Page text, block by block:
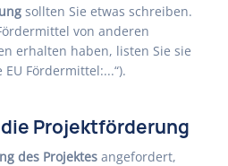
sollten Sie etwas schreiben.
von anderen
erhalten haben, listen Sie sie
Fördermittel:...“).
Projektförderung
des Projektes angefordert,